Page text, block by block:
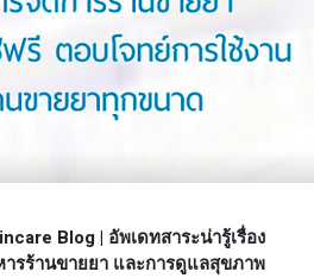
Blog | อัพเดทสาระน่ารู้เรื่อง
ารร้านขายยา และการดูแลสุขภาพ